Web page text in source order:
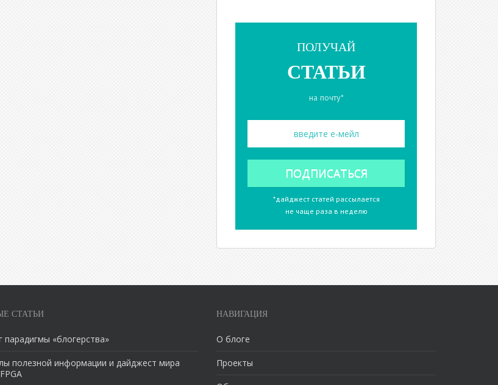
ПОЛУЧАЙ
СТАТЬИ
на почту*
*дайджест статей рассылается
не чаще раза в неделю
СТАТЬИ
парадигмы «блогерства»
полезной информации и дайджест мира
НАВИГАЦИЯ
О блоге
Проекты